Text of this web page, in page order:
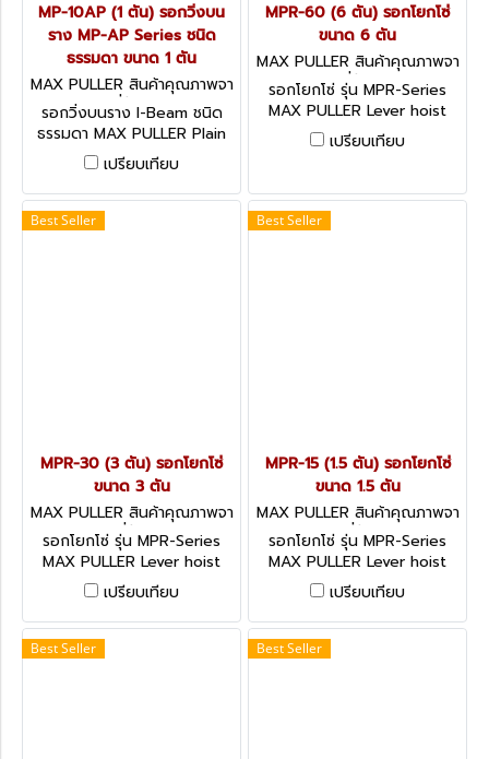
MP-10AP (1 ตัน) รอกวิ่งบน
ราง MP-AP Series ชนิด
ธรรมดา ขนาด 1 ตัน
MAX PULLER สินค้าคุณภาพจา
กประเทศญี่ปุ่น MP-10AP
รอกวิ่งบนราง I-Beam ชนิด
ธรรมดา MAX PULLER Plain
Trolley
เปรียบเทียบ
MPR-60 (6 ตัน) รอกโยกโซ่
ขนาด 6 ตัน
MAX PULLER สินค้าคุณภาพจา
กประเทศญี่ปุ่น MPR-60
รอกโยกโซ่ รุ่น MPR-Series
MAX PULLER Lever hoist
เปรียบเทียบ
Best Seller
MPR-30 (3 ตัน) รอกโยกโซ่
ขนาด 3 ตัน
MAX PULLER สินค้าคุณภาพจา
กประเทศญี่ปุ่น MPR-30
รอกโยกโซ่ รุ่น MPR-Series
MAX PULLER Lever hoist
เปรียบเทียบ
Best Seller
MPR-15 (1.5 ตัน) รอกโยกโซ่
ขนาด 1.5 ตัน
MAX PULLER สินค้าคุณภาพจา
กประเทศญี่ปุ่น MPR-15
รอกโยกโซ่ รุ่น MPR-Series
MAX PULLER Lever hoist
เปรียบเทียบ
Best Seller Best Seller